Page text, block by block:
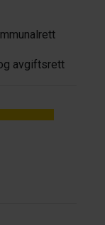
avgiftsrett